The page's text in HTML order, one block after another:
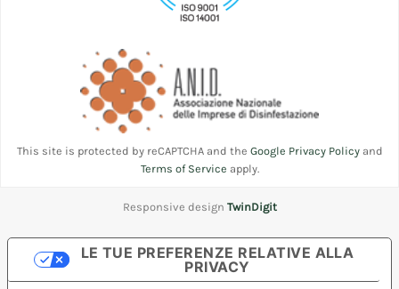
This site is protected by reCAPTCHA and the Google Privacy Policyand
Terms of Service apply.
Responsive design TwinDigit
LE TUE PREFERENZE RELATIVE ALLA
PRIVACY